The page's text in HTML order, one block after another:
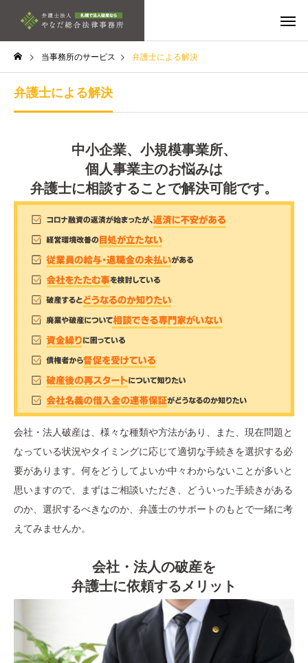
当事務所のサービス 弁護士による解決
弁護士による解決
中小企業、小規模事業所、
個人事業主のお悩みは
弁護士に相談することで解決可能です。
会社・法人破産は、様々な種類や方法があり、また、現在問題と
なっている状況やタイミングに応じて適切な手続きを選択する必
要があります。何をどうしてよいか中々わからないことが多いと
思いますので、まずはご相談いただき、どういった手続きがある
のか、選択するべきなのか、弁護士のサポートのもとで一緒に考
えてみませんか。
会社・法人の破産を
弁護士に依頼するメリット